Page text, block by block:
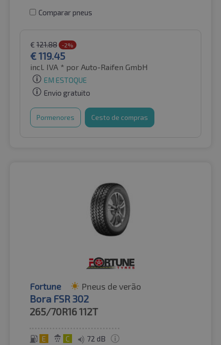
Comparar pneus
€ 121.88 -2%
€119.45
incl. IVA * por Auto-Raifen GmbH
EM ESTOQUE
Envio gratuito
Pormenores Cesto de compras
Fortune Pneus de verão
Bora FSR 302
265/70R16112T
E C 72 dB